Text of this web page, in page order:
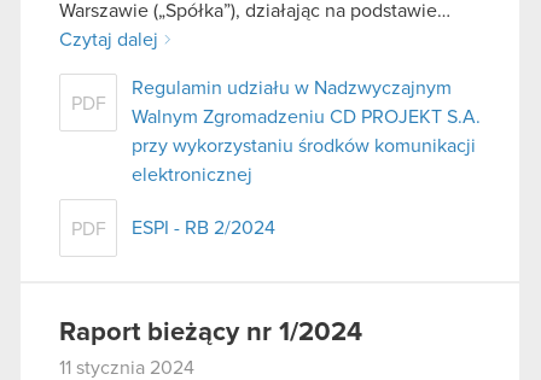
Warszawie („Spółka”), działając na podstawie…
Czytaj dalej
PDF
Regulamin udziału w Nadzwyczajnym
Walnym Zgromadzeniu CD PROJEKT S.A.
przy wykorzystaniu środków komunikacji
elektronicznej
PDF ESPI - RB 2/2024
Raport bieżący nr 1/2024
11 stycznia 2024